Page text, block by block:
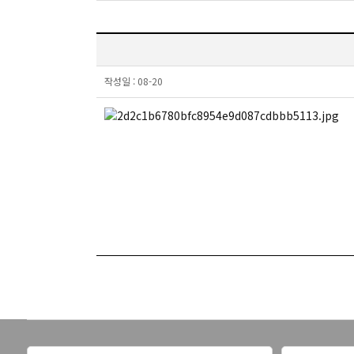
작성일 : 08-20